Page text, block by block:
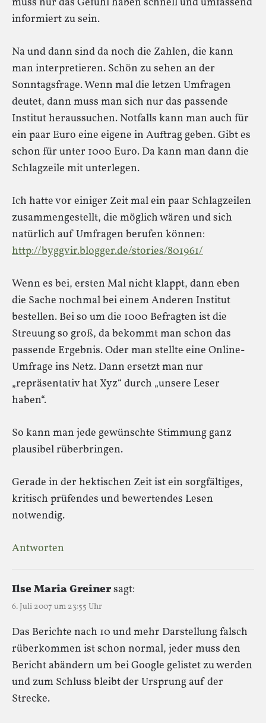
informiert zu sein.
Na und dann sind da noch die Zahlen, die kann
man interpretieren. Schön zu sehen an der
Sonntagsfrage. Wenn mal die letzen Umfragen
deutet, dann muss man sich nur das passende
Institut heraussuchen. Notfalls kann man auch für
ein paar Euro eine eigene in Auftrag geben. Gibt es
schon für unter 1000 Euro. Da kann man dann die
Schlagzeile mit unterlegen.
Ich hatte vor einiger Zeit mal ein paar Schlagzeilen
zusammengestellt, die möglich wären und sich
natürlich auf Umfragen berufen können:
http://byggvir.blogger.de/stories/801961/
Wenn es bei, ersten Mal nicht klappt, dann eben
die Sache nochmal bei einem Anderen Institut
bestellen. Bei so um die 1000 Befragten ist die
Streuung so groß, da bekommt man schon das
passende Ergebnis. Oder man stellte eine Online-
Umfrage ins Netz. Dann ersetzt man nur
„repräsentativ hat Xyz“ durch „unsere Leser
haben“.
So kann man jede gewünschte Stimmung ganz
plausibel rüberbringen.
Gerade in der hektischen Zeit ist ein sorgfältiges,
kritisch prüfendes und bewertendes Lesen
notwendig.
Antworten
Ilse Maria Greinersagt:
6. Juli 2007 um 23:55 Uhr
Das Berichte nach 10 und mehr Darstellung falsch
rüberkommen ist schon normal, jeder muss den
Bericht abändern um bei Google gelistet zu werden
und zum Schluss bleibt der Ursprung auf der
Strecke.